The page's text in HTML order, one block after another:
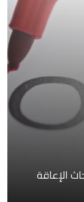
الإعاقة